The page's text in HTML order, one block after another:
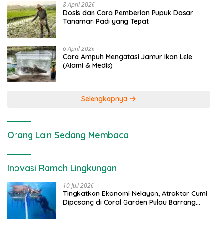
8 April 2026
Dosis dan Cara Pemberian Pupuk Dasar
Tanaman Padi yang Tepat
6 April 2026
Cara Ampuh Mengatasi Jamur Ikan Lele
(Alami & Medis)
Selengkapnya
Orang Lain Sedang Membaca
Inovasi Ramah Lingkungan
10 Juli 2026
Tingkatkan Ekonomi Nelayan, Atraktor Cumi
Dipasang di Coral Garden Pulau Barrang